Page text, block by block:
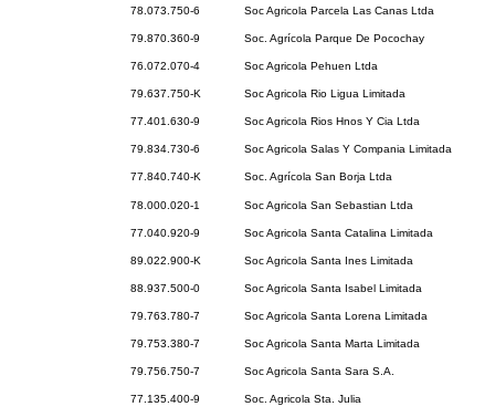
78.073.750-6 Soc Agricola Parcela Las Canas Ltda
79.870.360-9 Soc. Agrícola Parque De Pocochay
76.072.070-4 Soc Agricola Pehuen Ltda
79.637.750-K Soc Agricola Rio Ligua Limitada
77.401.630-9 Soc Agricola Rios Hnos Y Cia Ltda
79.834.730-6 Soc Agricola Salas Y Compania Limitada
77.840.740-K Soc. Agrícola San Borja Ltda
78.000.020-1 Soc Agricola San Sebastian Ltda
77.040.920-9 Soc Agricola Santa Catalina Limitada
89.022.900-K Soc Agricola Santa Ines Limitada
88.937.500-0 Soc Agricola Santa Isabel Limitada
79.763.780-7 Soc Agricola Santa Lorena Limitada
79.753.380-7 Soc Agricola Santa Marta Limitada
79.756.750-7 Soc Agricola Santa Sara S.A.
77.135.400-9 Soc. Agricola Sta. Julia